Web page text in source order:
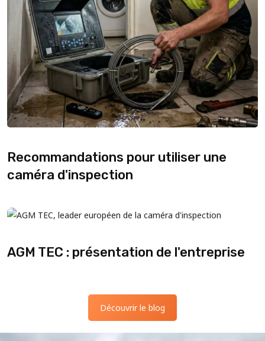
Recommandations pour utiliser une
caméra d'inspection
AGM TEC : présentation de l'entreprise
Découvrir le blog